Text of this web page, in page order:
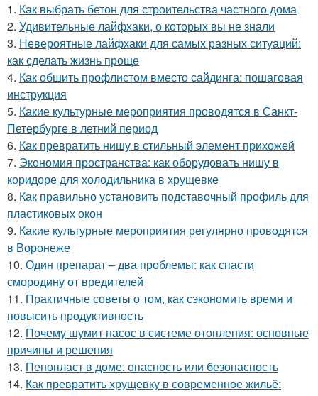
1. Как выбрать бетон для строительства частного дома
2. Удивительные лайфхаки, о которых вы не знали
3. Невероятные лайфхаки для самых разных ситуаций:
как сделать жизнь проще
4. Как обшить профлистом вместо сайдинга: пошаговая
инструкция
5. Какие культурные мероприятия проводятся в Санкт-
Петербурге в летний период
6. Как превратить нишу в стильный элемент прихожей
7. Экономия пространства: как оборудовать нишу в
коридоре для холодильника в хрущевке
8. Как правильно установить подставочный профиль для
пластиковых окон
9. Какие культурные мероприятия регулярно проводятся
в Воронеже
10. Один препарат – два проблемы: как спасти
смородину от вредителей
11. Практичные советы о том, как сэкономить время и
повысить продуктивность
12. Почему шумит насос в системе отопления: основные
причины и решения
13. Пенопласт в доме: опасность или безопасность
14. Как превратить хрущевку в современное жильё: